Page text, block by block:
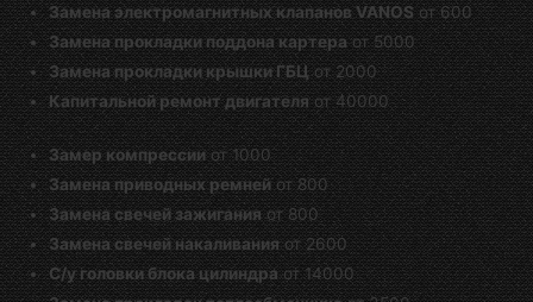
Замена электромагнитных клапанов VANOS от 600
Замена прокладки поддона картераот 5000
Замена прокладки крышки ГБЦот 2000
Капитальной ремонт двигателяот 40000
Замер компрессииот 1000
Замена приводных ремнейот 800
Замена свечей зажиганияот 800
Замена свечей накаливанияот 2600
С/у головки блока цилиндраот 14000